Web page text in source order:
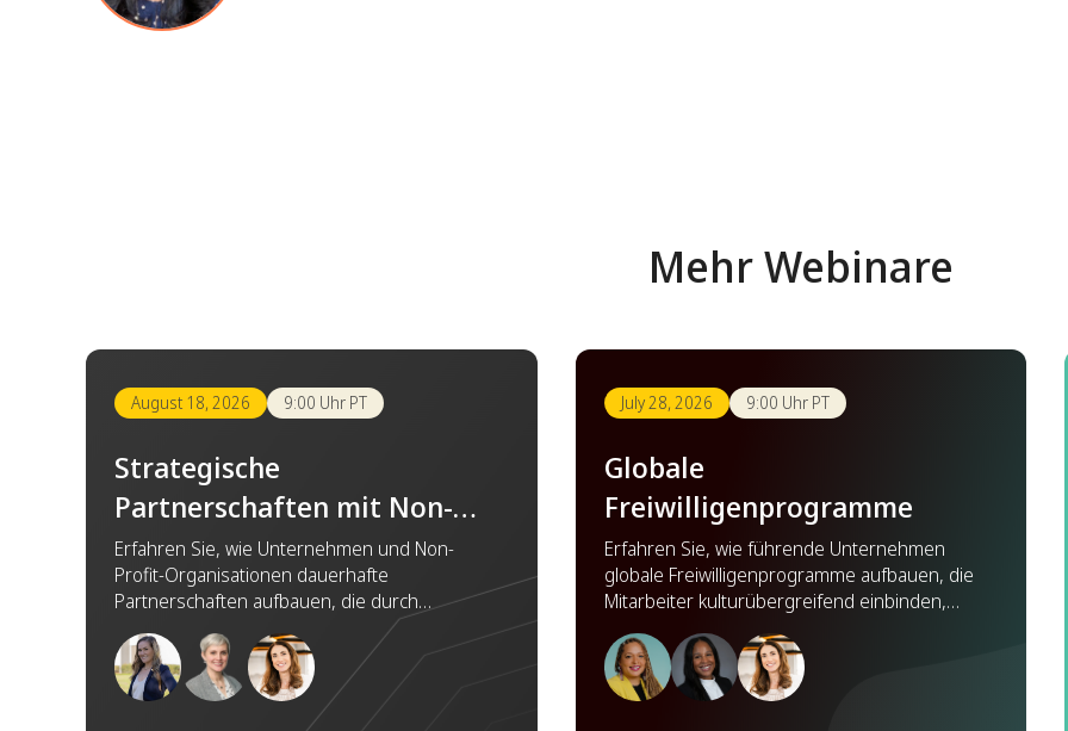
Mehr Webinare
August 18, 2026 9:00 Uhr PT
Strategische
Partnerschaften mit Non-
Profit-Organisationen für
nachhaltige Wirkung
aufbauen
Erfahren Sie, wie Unternehmen und Non-
Profit-Organisationen dauerhafte
Partnerschaften aufbauen, die durch
Vertrauen, Zusammenarbeit und gemeinsame
Ziele einen bedeutenden gesellschaftlichen
Mehrwert schaffen.
July 28, 2026 9:00 Uhr PT
Globale
Freiwilligenprogramme
Erfahren Sie, wie führende Unternehmen
globale Freiwilligenprogramme aufbauen, die
Mitarbeiter kulturübergreifend einbinden,
Partnerschaften stärken und weltweit Wirkung
zeigen.